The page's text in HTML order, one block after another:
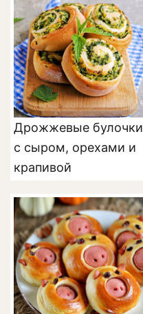
Дрожжевые булочки
с сыром, орехами и
крапивой